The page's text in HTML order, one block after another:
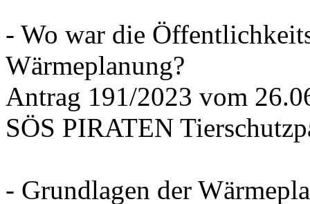
- Wo war die
Wärmeplanung?
Antrag 191/2023 vom
SÖS PIRATEN
- Grundlagen der